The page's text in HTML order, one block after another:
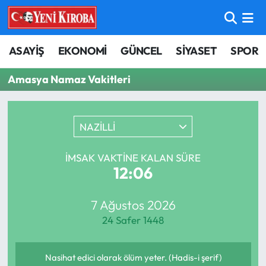
ASAYİŞ EKONOMİ GÜNCEL SİYASET SPOR
Amasya Namaz Vakitleri
NAZİLLİ
İMSAK VAKTINE KALAN SÜRE
12:06
7 Ağustos 2026
24 Safer 1448
Nasihat edici olarak ölüm yeter. (Hadis-i şerif)
ASAYİŞ
BİLİM-TEKNOLOJİ
GÜNDEM
Aydın Nöbetçi Eczaneler
Aydın Hava Durumu
Aydın Trafik Yoğunluk Haritası
Süper Lig Puan Durumu ve Fikstür
Son Dakika Haberleri
Haber Arşivi